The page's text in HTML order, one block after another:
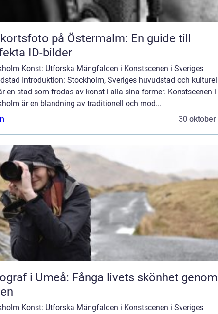
på Östermalm: En guide till
ID-bilder
Konst: Utforska Mångfalden i Konstscenen i Sveriges
Introduktion: Stockholm, Sveriges huvudstad och
en stad som frodas av konst i alla sina former. Konstscenen i
är en blandning av traditionell och mod...
30 oktober
i Umeå: Fånga livets skönhet genom
Konst: Utforska Mångfalden i Konstscenen i Sveriges